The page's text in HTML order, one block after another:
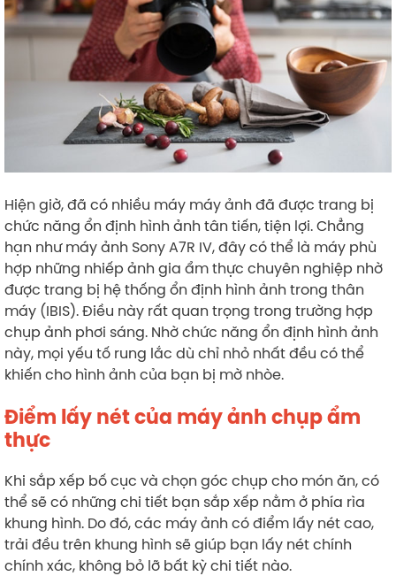
Hiện giờ, đã có nhiều máy máy ảnh đã được trang bị
chức năng ổn định hình ảnh tân tiến, tiện lợi. Chẳng
hạn như máy ảnh Sony A7R IV, đây có thể là máy phù
hợp những nhiếp ảnh gia ẩm thực chuyên nghiệp nhờ
được trang bị hệ thống ổn định hình ảnh trong thân
máy (IBIS). Điều này rất quan trọng trong trường hợp
chụp ảnh phơi sáng. Nhờ chức năng ổn định hình ảnh
này, mọi yếu tố rung lắc dù chỉ nhỏ nhất đều có thể
khiến cho hình ảnh của bạn bị mờ nhòe.
Điểm lấy nét của máy ảnh chụp ẩm
thực
Khi sắp xếp bố cục và chọn góc chụp cho món ăn, có
thể sẽ có những chi tiết bạn sắp xếp nằm ở phía rìa
khung hình. Do đó, các máy ảnh có điểm lấy nét cao,
trải đều trên khung hình sẽ giúp bạn lấy nét chính
chính xác, không bỏ lỡ bất kỳ chi tiết nào.